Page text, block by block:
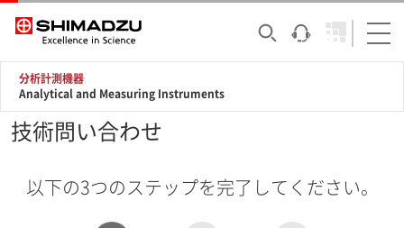
分析計測機器
Analytical and Measuring Instruments
技術問い合わせ
以下の3つのステップを完了してください。